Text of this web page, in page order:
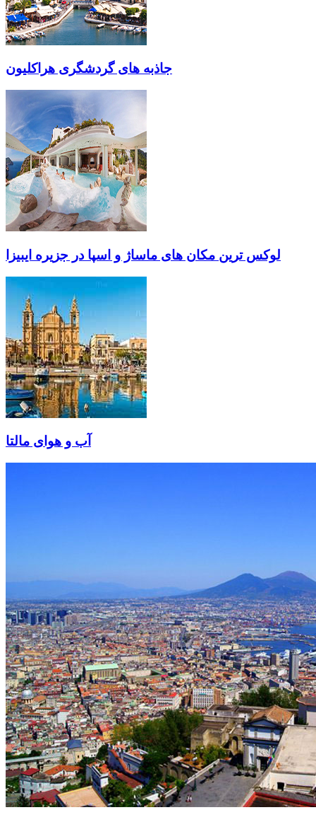
جاذبه های گردشگری هراکلیون
لوکس ترین مکان های ماساژ و اسپا در جزیره ایبیزا
آب و هوای مالتا